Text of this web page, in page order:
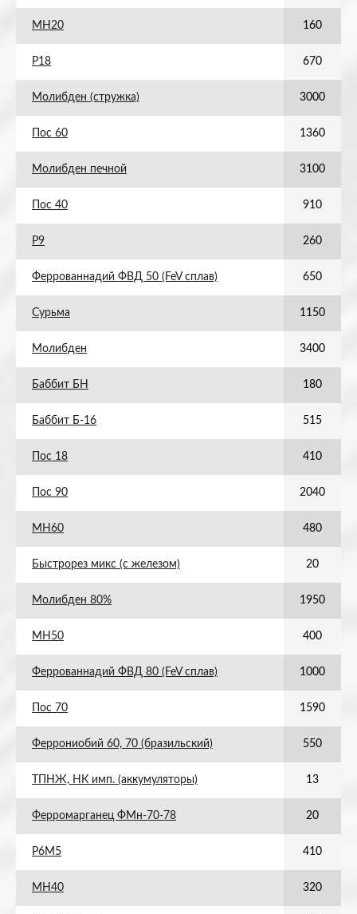
МН20 160
Р18 670
Молибден (стружка) 3000
Пос 60 1360
Молибден печной 3100
Пос 40 910
Р9 260
Феррованнадий ФВД 50 (FeV сплав) 650
Сурьма 1150
Молибден 3400
Баббит БН 180
Баббит Б-16 515
Пос 18 410
Пос 90 2040
МН60 480
Быстрорез микс (с железом) 20
Молибден 80% 1950
МН50 400
Феррованнадий ФВД 80 (FeV сплав) 1000
Пос 70 1590
Феррониобий 60, 70 (бразильский) 550
ТПНЖ, НК имп. (аккумуляторы) 13
Ферромарганец ФМн-70-78 20
Р6М5 410
МН40 320